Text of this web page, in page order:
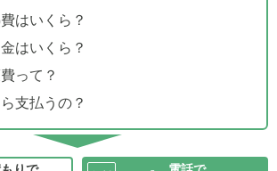
はいくら？
はいくら？
って？
支払うの？